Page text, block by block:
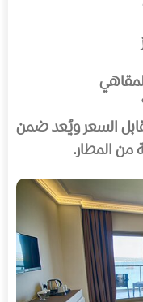
السعر ويُعد ضمن
من المطار.